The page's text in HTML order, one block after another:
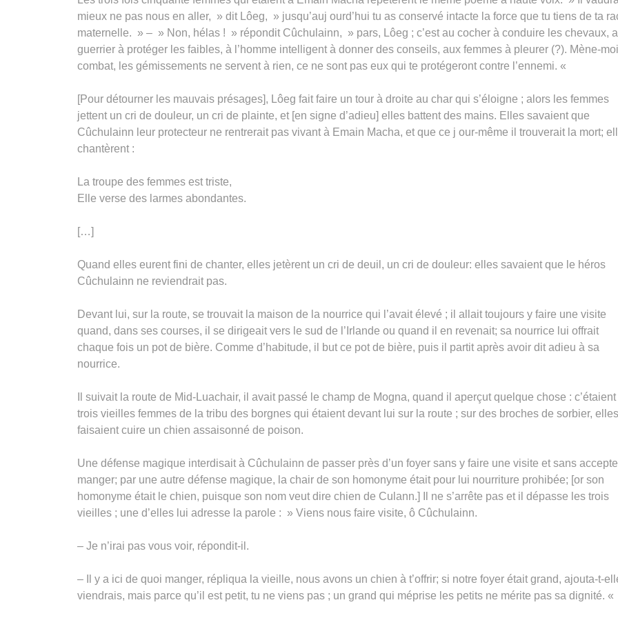
mieux ne pas nous en aller, » dit Lôeg, » jusqu’auj ourd’hui tu as conservé intacte la force que tu tiens de ta
maternelle. » – » Non, hélas ! » répondit Cûchulainn, » pars, Lôeg ; c’est au cocher à conduire les chevaux,
guerrier à protéger les faibles, à l’homme intelligent à donner des conseils, aux femmes à pleurer (?). Mène-
combat, les gémissements ne servent à rien, ce ne sont pas eux qui te protégeront contre l’ennemi. «
[Pour détourner les mauvais présages], Lôeg fait faire un tour à droite au char qui s’éloigne ; alors les femmes
jettent un cri de douleur, un cri de plainte, et [en signe d’adieu] elles battent des mains. Elles savaient que
Cûchulainn leur protecteur ne rentrerait pas vivant à Emain Macha, et que ce j our-même il trouverait la mort;
chantèrent :
La troupe des femmes est triste,
Elle verse des larmes abondantes.
[…]
Quand elles eurent fini de chanter, elles jetèrent un cri de deuil, un cri de douleur: elles savaient que le héros
Cûchulainn ne reviendrait pas.
Devant lui, sur la route, se trouvait la maison de la nourrice qui l’avait élevé ; il allait toujours y faire une visite
quand, dans ses courses, il se dirigeait vers le sud de l’Irlande ou quand il en revenait; sa nourrice lui offrait
chaque fois un pot de bière. Comme d’habitude, il but ce pot de bière, puis il partit après avoir dit adieu à sa
nourrice.
Il suivait la route de Mid-Luachair, il avait passé le champ de Mogna, quand il aperçut quelque chose : c’étaient
trois vieilles femmes de la tribu des borgnes qui étaient devant lui sur la route ; sur des broches de sorbier, elles
faisaient cuire un chien assaisonné de poison.
Une défense magique interdisait à Cûchulainn de passer près d’un foyer sans y faire une visite et sans
manger; par une autre défense magique, la chair de son homonyme était pour lui nourriture prohibée; [or son
homonyme était le chien, puisque son nom veut dire chien de Culann.] Il ne s’arrête pas et il dépasse les trois
vieilles ; une d’elles lui adresse la parole : » Viens nous faire visite, ô Cûchulainn.
– Je n’irai pas vous voir, répondit-il.
– Il y a ici de quoi manger, répliqua la vieille, nous avons un chien à t’offrir; si notre foyer était grand, ajouta-t-
viendrais, mais parce qu’il est petit, tu ne viens pas ; un grand qui méprise les petits ne mérite pas sa dignité. «